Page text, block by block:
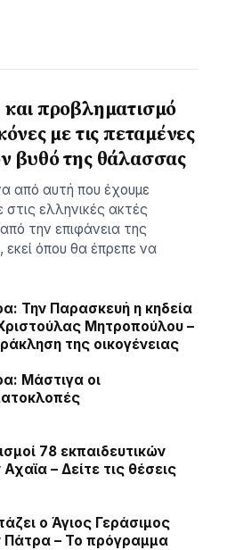
προβληματισμό
με τις πεταμένες
βυθό της θάλασσας
από αυτή που έχουμε
στις ελληνικές ακτές
την επιφάνεια της
όπου θα έπρεπε να
Την Παρασκευή η κηδεία
Μητροπούλου –
της οικογένειας
Μάστιγα οι
78 εκπαιδευτικών
– Δείτε τις θέσεις
ο Άγιος Γεράσιμος
Πάτρα – Το πρόγραμμα